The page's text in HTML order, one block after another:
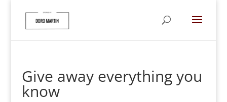
Give away everything you
know